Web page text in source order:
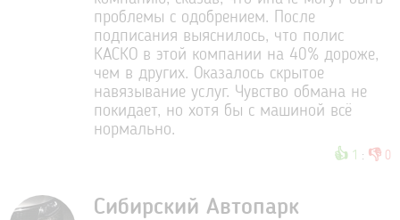
проблемы с одобрением. После
подписания выяснилось, что полис
КАСКО в этой компании на 40% дороже,
чем в других. Оказалось скрытое
навязывание услуг. Чувство обмана не
покидает, но хотя бы с машиной всё
нормально.
👍 1 : 👎
Сибирский Автопарк